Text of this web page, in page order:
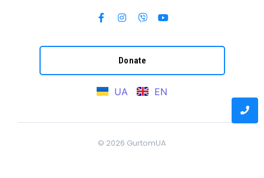
Donate
UA EN
© 2026 GurtomUA